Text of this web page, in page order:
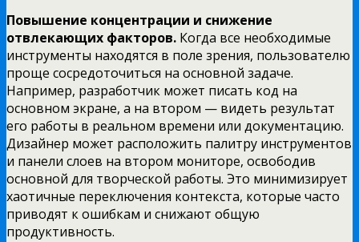
Повышение концентрации и снижение
отвлекающих факторов. Когда все необходимые
инструменты находятся в поле зрения, пользователю
проще сосредоточиться на основной задаче.
Например, разработчик может писать код на
основном экране, а на втором — видеть результат
его работы в реальном времени или документацию.
Дизайнер может расположить палитру инструментов
и панели слоев на втором мониторе, освободив
основной для творческой работы. Это минимизирует
хаотичные переключения контекста, которые часто
приводят к ошибкам и снижают общую
продуктивность.